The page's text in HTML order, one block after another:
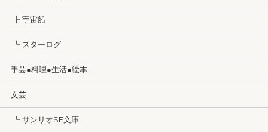
┣ 宇宙船
┗ スターログ
手芸●料理●生活●絵本
文芸
┗ サンリオSF文庫